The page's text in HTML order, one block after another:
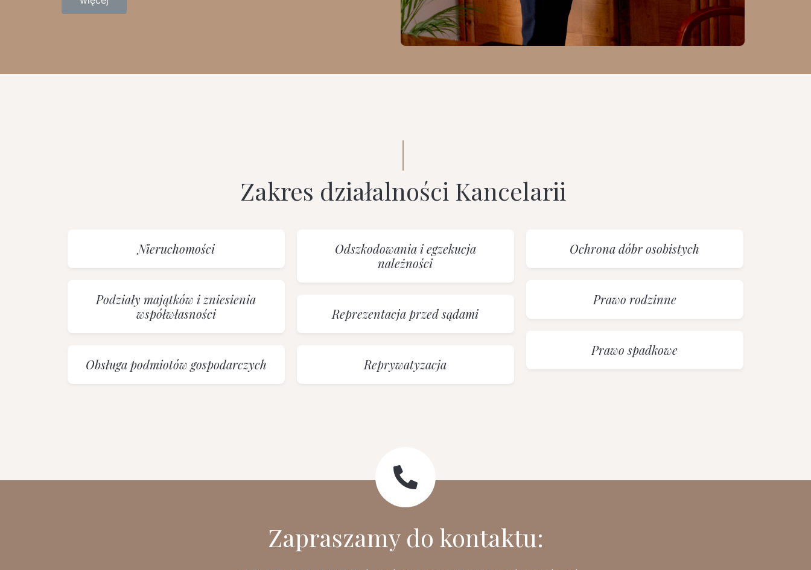
Zakres działalności Kancelarii
Nieruchomości
Podziały majątków i zniesienia
współwłasności
Obsługa podmiotów gospodarczych
Odszkodowania i egzekucja
należności
Reprezentacja przed sądami
Reprywatyzacja
Ochrona dóbr osobistych
Prawo rodzinne
Prawo spadkowe
Zapraszamy do kontaktu: